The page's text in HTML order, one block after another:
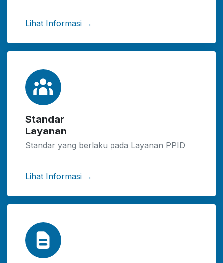
Lihat Informasi →
Standar
Layanan
Standar yang berlaku pada Layanan PPID
Lihat Informasi →